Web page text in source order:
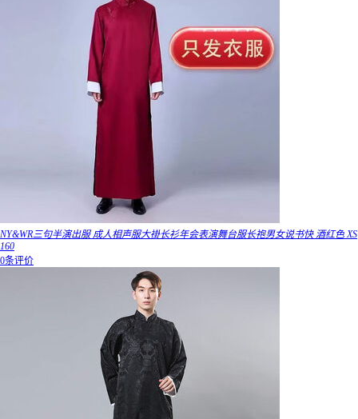
NY&WR三句半演出服 成人相声服大褂长衫年会表演舞台服长袍男女说书快 酒红色 XS
160
0条评价